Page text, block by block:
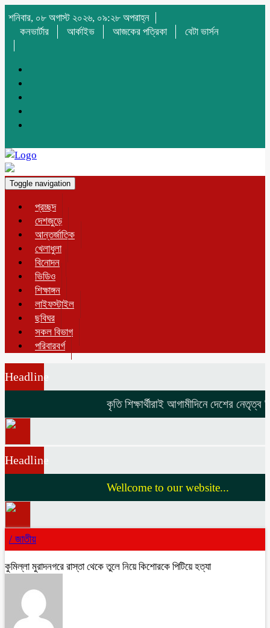
শনিবার, ০৮ অগাস্ট ২০২৬, ০৯:২৮ অপরাহ্ন
কনভার্টার
আর্কাইভ আজকের পত্রিকা বেটা ভার্সন
Toggle navigation
প্রচ্ছদ
দেশজুড়ে
আন্তর্জাতিক
খেলাধুলা
বিনোদন
ভিডিও
শিক্ষাঙ্গন
লাইফস্টাইল
ছবিঘর
সকল বিভাগ
পরিবারবর্গ
Headline
কৃতি শিক্ষার্থীরাই আগামীদিনে দেশের নেতৃত্ব
Headline
Wellcome to our website...
/ জাতীয়
কুমিল্লা মুরাদনগরে রাস্তা থেকে তুলে নিয়ে কিশোরকে পিটিয়ে হত্যা